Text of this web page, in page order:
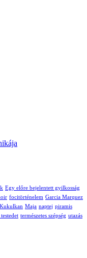
Egy előre bejelentett gyilkosság
focitörténelem Garcia Marquez
Kukulkan Maja naptej piramis
természetes szépség utazás